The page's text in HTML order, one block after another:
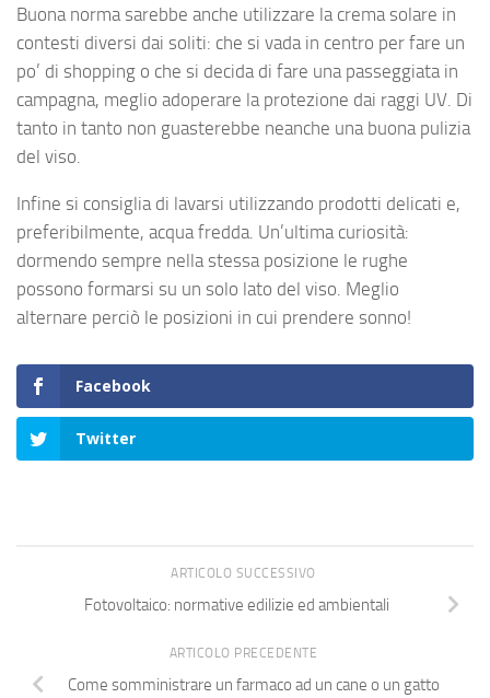
Buona norma sarebbe anche utilizzare la crema solare in
contesti diversi dai soliti: che si vada in centro per fare un
po’ di shopping o che si decida di fare una passeggiata in
campagna, meglio adoperare la protezione dai raggi UV. Di
tanto in tanto non guasterebbe neanche una buona pulizia
del viso.
Infine si consiglia di lavarsi utilizzando prodotti delicati e,
preferibilmente, acqua fredda. Un’ultima curiosità:
dormendo sempre nella stessa posizione le rughe
possono formarsi su un solo lato del viso. Meglio
alternare perciò le posizioni in cui prendere sonno!
Facebook
Twitter
ARTICOLO SUCCESSIVO
Fotovoltaico: normative edilizie ed ambientali
ARTICOLO PRECEDENTE
Come somministrare un farmaco ad un cane o un gatto